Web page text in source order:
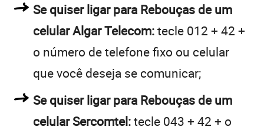
Se quiser ligar para Rebouças de um
celular Algar Telecom:tecle 012 + 42 +
o número de telefone fixo ou celular
que você deseja se comunicar;
Se quiser ligar para Rebouças de um
celular Sercomtel:tecle 043 + 42 + o